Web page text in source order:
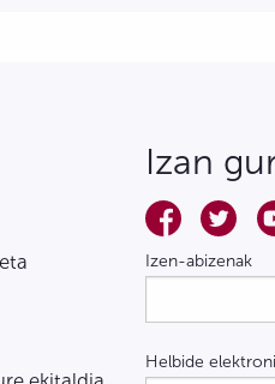
Izan
Izen-abizenak
Helbide